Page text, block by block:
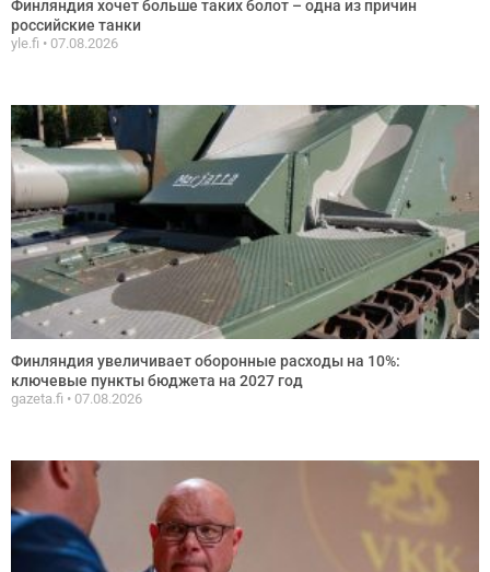
Финляндия хочет больше таких болот – одна из причин
российские танки
yle.fi 07.08.2026
Финляндия увеличивает оборонные расходы на 10%:
ключевые пункты бюджета на 2027 год
gazeta.fi 07.08.2026